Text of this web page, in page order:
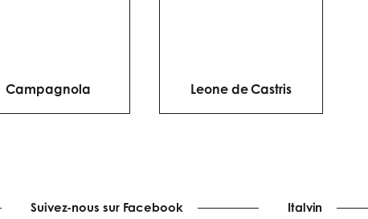
Campagnola Leone de Castris
Suivez-nous sur Facebook Italvin